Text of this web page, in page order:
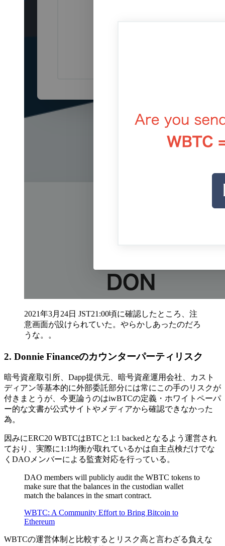
2021年3月24日 JST21:00頃に確認したところ、注
意画面が設けられていた。やらかしあったのだろ
うな。。
2. Donnie Financeのカウンターパーティリスク
暗号資産取引所、Dapp提供元、暗号資産運用会社、カスト
ディアン等基本的に外部委託部分には常にこの手のリスクが
付きまとうが、今更論うのはiwBTCの定義・ホワイトペーパ
ー的な文書が公式サイトやメディアから確認できなかった
為。
因みにERC20 WBTCはBTCと1:1 backedとなるよう運営され
ており、実際に1:1均衡が取れているかは自主点検だけでな
くDAOメンバーによる監査対応を行っている。
DAO members will publicly audit the WBTC tokens to
make sure that the balances in the custodian wallet
match the balances in the smart contract.
WBTC: A Community Effort to Bring Bitcoin to
Ethereum
WBTCの運営体制と比較するとリスク高と言わざる負えな